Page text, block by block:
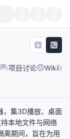
项目讨论 Wiki
，集3D播放、桌面
本地文件与网络
离期间，旨在为用